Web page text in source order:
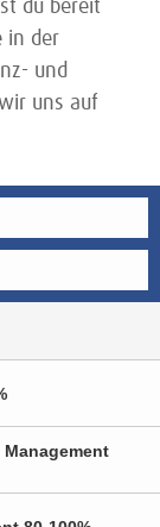
du bereit
in der
und
uns auf